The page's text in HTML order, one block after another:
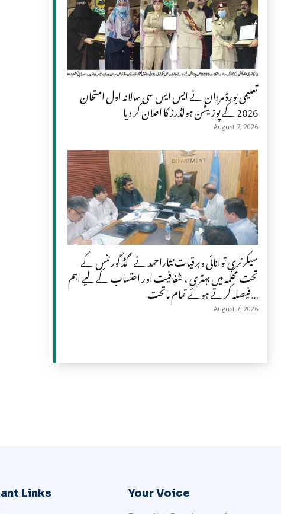
تعلیمی بورڈ مردان نے ایس ایس سی سالانہ اول امتحان
2026 کے پوزیشن ہولڈرز کا اعلان کر دیا
August 7, 2026
سیکرٹری توانائی وبرقیات نثاراحمد نے گڈ گورننس کے
تحت محکمہ میں بہتری ، شفافیت اور احتساب کے لیے اہم
فیصلہ کرتے ہوئے تمام ماتحت...
August 7, 2026
Links Your Voice